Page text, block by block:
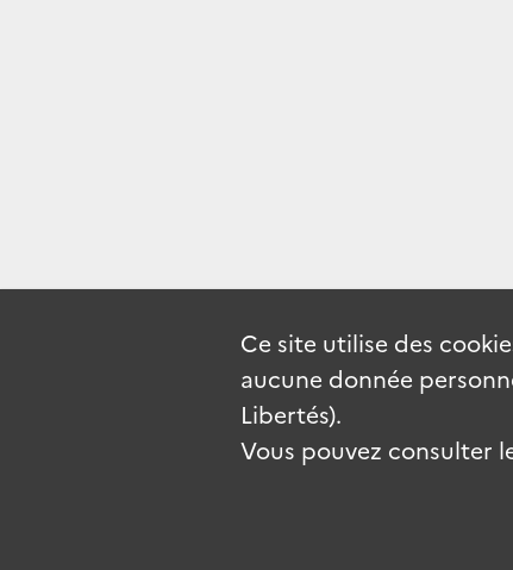
Ce site utilise des
aucune donnée
Libertés).
Vous pouvez consulter